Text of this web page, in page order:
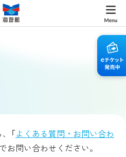
「よくある質問・お問い合わ
お問い合わせください。